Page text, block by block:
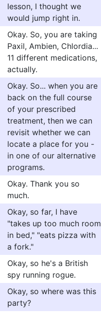
lesson, I thought we
would jump right in.
Okay. So, you are taking
Paxil, Ambien, Chlordia...
11 different medications,
actually.
Okay. So... when you are
back on the full course
of your prescribed
treatment, then we can
revisit whether we can
locate a place for you -
in one of our alternative
programs.
Okay. Thank you so
much.
Okay, so far, I have
"takes up too much room
in bed," "eats pizza with
a fork."
Okay, so he's a British
spy running rogue.
Okay, so where was this
party?